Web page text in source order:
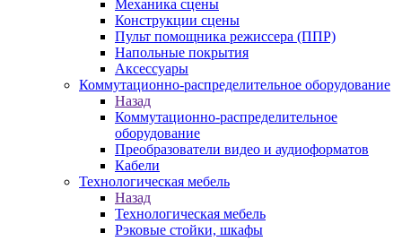
Механика сцены
Конструкции сцены
Пульт помощника режиссера (ППР)
Напольные покрытия
Аксессуары
Коммутационно-распределительное оборудование
Назад
Коммутационно-распределительное
оборудование
Преобразователи видео и аудиоформатов
Кабели
Технологическая мебель
Назад
Технологическая мебель
Рэковые стойки, шкафы